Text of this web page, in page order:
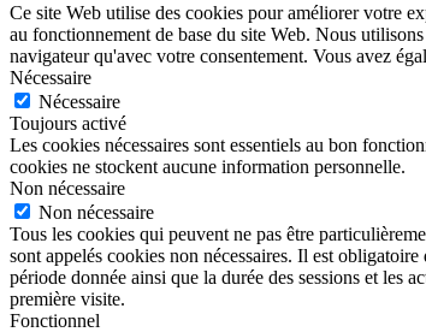
Ce site Web utilise des cookies pour améliorer votre
au fonctionnement de base du site Web. Nous
navigateur qu'avec votre consentement. Vous avez
Nécessaire
Nécessaire
Toujours activé
Les cookies nécessaires sont essentiels au bon
cookies ne stockent aucune information personnelle.
Non nécessaire
Non nécessaire
Tous les cookies qui peuvent ne pas être
sont appelés cookies non nécessaires. Il est
période donnée ainsi que la durée des sessions et les
première visite.
Fonctionnel